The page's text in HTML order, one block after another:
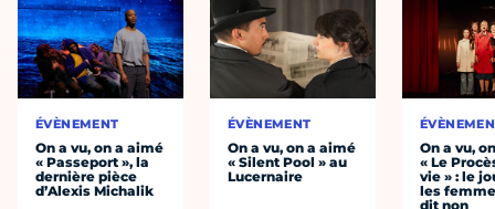
ÉVÈNEMENT
On a vu, on a aimé
« Passeport », la
dernière pièce
d’Alexis Michalik
ÉVÈNEMENT
On a vu, on a aimé
« Silent Pool » au
Lucernaire
On a vu,
« Le
vie » : le
les
dit non